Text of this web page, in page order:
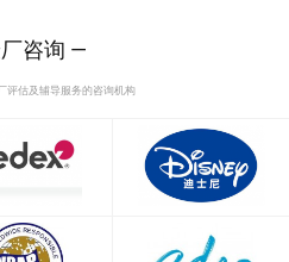
咨询 —
评估及辅导服务的咨询机构